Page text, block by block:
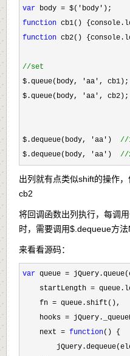
var body = $('body'
function cb1()
function cb2()
//set
$.queue(body, 'aa', cb1);
$.queue(body, 'aa' , cb2);
$.dequeue(body, 'aa') //
$.dequeue(body, 'aa') //
出列就有点类似shift的操作
cb2
将回调函数出列执行，每调
时，需要调用$.dequeue方法
来看看源码：
var queue =
    startLength
=
    fn
= queue.shift(),
    hooks
=
    next
= function() {